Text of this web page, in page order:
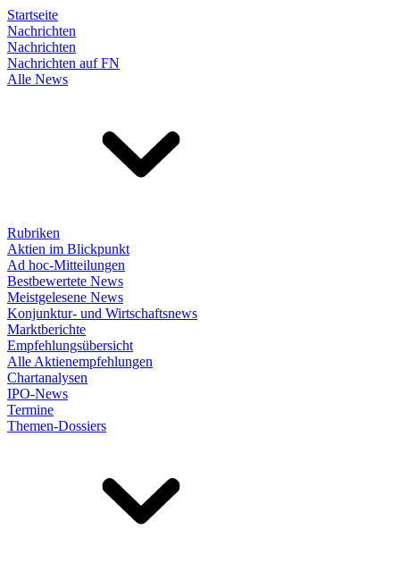
Startseite
Nachrichten
Nachrichten
Nachrichten auf FN
Alle News
Rubriken
Aktien im Blickpunkt
Ad hoc-Mitteilungen
Bestbewertete News
Meistgelesene News
Konjunktur- und Wirtschaftsnews
Marktberichte
Empfehlungsübersicht
Alle Aktienempfehlungen
Chartanalysen
IPO-News
Termine
Themen-Dossiers